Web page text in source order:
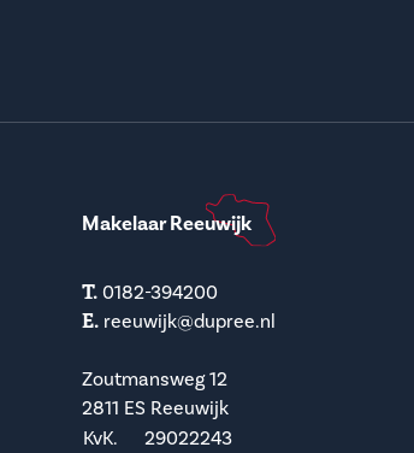
Makelaar Reeuwijk
T. 0182-394200
E. reeuwijk@dupree.nl
Zoutmansweg 12
2811 ES Reeuwijk
KvK.
29022243